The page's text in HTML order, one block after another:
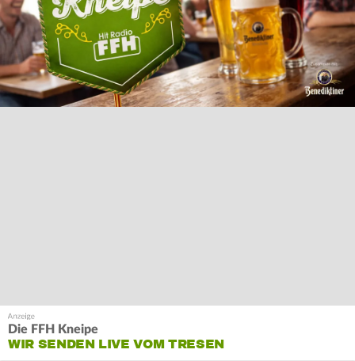
Die FFH Kneipe
WIR SENDEN LIVE VOM TRESEN